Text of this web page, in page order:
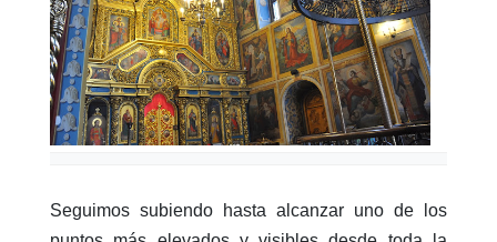
Seguimos subiendo hasta alcanzar uno de los